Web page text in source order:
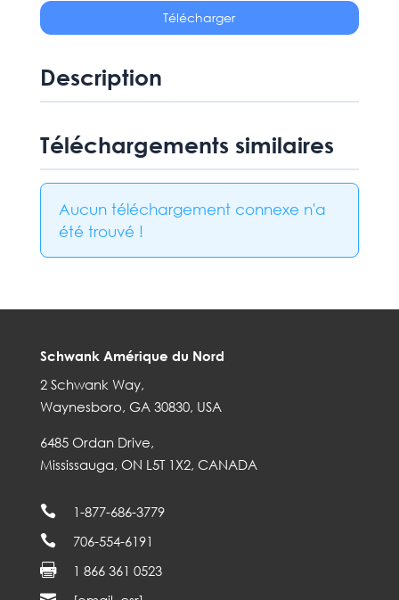
Télécharger
Description
Téléchargements similaires
Aucun téléchargement connexe n'a
été trouvé !
Schwank Amérique du Nord
2 Schwank Way,
Waynesboro, GA 30830, USA
6485 Ordan Drive,
Mississauga, ON L5T 1X2, CANADA
 1-877-686-3779
 706-554-6191
 1 866 361 0523